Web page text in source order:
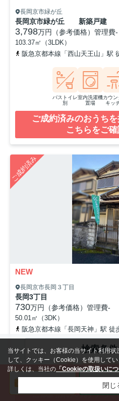
長岡京市緑が丘
長岡京市緑が丘 新築戸建
3,798万円（参考価格） 管理費-
103.37㎡（3LDK）
阪急京都本線「西山天王山」駅
バストイレ
別
室内洗濯機
置場
カウン
キッ
ご成約済みのおうち
こちらをご
ご成約済み
NEW
長岡京市長岡３丁目
長岡3丁目
730万円（参考価格） 管理費-
50.01㎡（3DK）
阪急京都本線「長岡天神」駅 徒
バストイレ
別
室内洗濯機
置場
独立洗
ご成約済みのおうち
検索条
当サイトでは、お客様の当サイト利用
して、クッキー（Cookie）を使用してい
詳しくは、当社の 「Cookieの取扱いに
閉じ